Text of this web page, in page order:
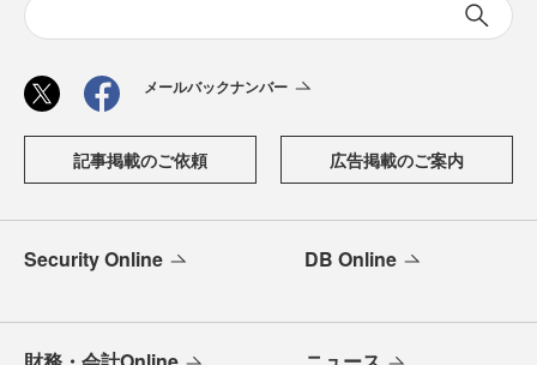
メールバックナンバー
記事掲載のご依頼 広告掲載のご案内
Security Online DB Online